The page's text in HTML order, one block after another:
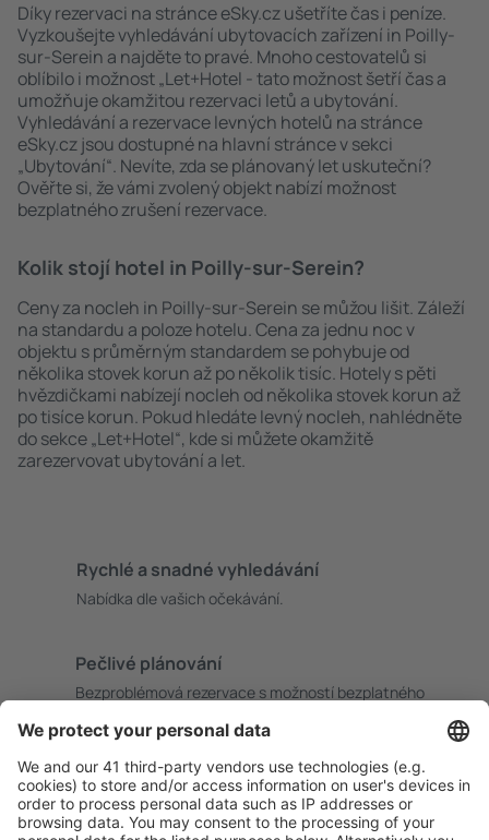
Díky rezervaci na stránce eSky.cz ušetříte čas i peníze.
Vyzkoušejte vyhledávání ubytovacích zařízení in Poilly-
sur-Serein a najděte to pravé. Mnoho cestovatelů si
oblíbilo i možnost „Let+Hotel - tato možnost šetří čas a
umožňuje okamžitou rezervaci letů a ubytování.
Vyhledávání a rezervace levných hotelů na stránce
eSky.cz jsou dostupné na hlavní stránce v sekci
„Ubytování“. Nevíte, zda se plánovaný let uskuteční?
Ověřte si, že vámi zvolený objekt nabízí možnost
bezplatného zrušení rezervace.
Kolik stojí hotel in Poilly-sur-Serein?
Ceny za nocleh in Poilly-sur-Serein se můžou lišit. Záleží
na standardu a poloze hotelu. Cena za jednu noc v
objektu s průměrným standardem se pohybuje od
několika stovek korun až po několik tisíc. Hotely s pěti
hvězdičkami nabízejí nocleh od několika stovek korun až
po tisíce korun. Pokud hledáte levný nocleh, nahlédněte
do sekce „Let+Hotel“, kde si můžete okamžitě
zarezervovat ubytování a let.
Rychlé a snadné vyhledávání
Nabídka dle vašich očekávání.
Pečlivé plánování
Bezproblémová rezervace s možností bezplatného
S námi ušetříte
Atraktivní ceny a speciální nabídky pro přihlášené
uživatele.